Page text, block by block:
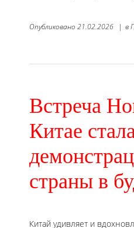
Опубликовано 21.02.2026 | в
Встреча
Китае
страны в
Китай удивляет и